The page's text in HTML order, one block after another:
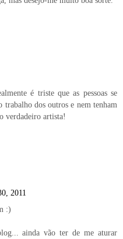
é triste que as pessoas se
dos outros e nem tenham
verdadeiro artista!
2011
:)
ainda vão ter de me aturar